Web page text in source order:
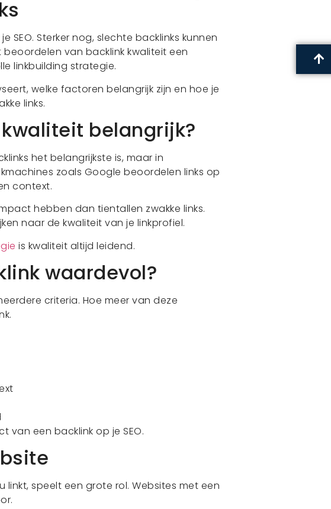
SEO. Sterker nog, slechte backlinks kunnen
van backlink kwaliteit een
linkbuilding strategie.
welke factoren belangrijk zijn en hoe je
links.
belangrijk?
het belangrijkste is, maar in
zoals Google beoordelen links op
context.
hebben dan tientallen zwakke links.
naar de kwaliteit van je linkprofiel.
is kwaliteit altijd leidend.
waardevol?
criteria. Hoe meer van deze
van een backlink op je SEO.
speelt een grote rol. Websites met een